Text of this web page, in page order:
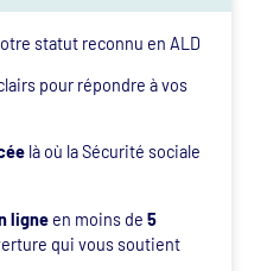
statut reconnu en ALD
pour répondre à vos
là où la Sécurité sociale
ligneen moins de 5
qui vous soutient